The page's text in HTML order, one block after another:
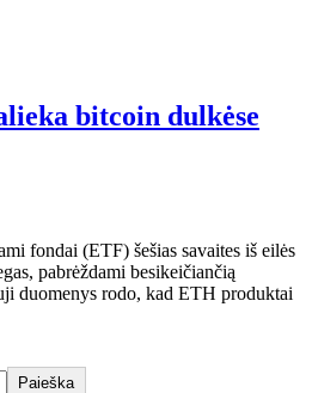
bitcoin dulkėse
fondai (ETF) šešias savaites iš eilės
pabrėždami besikeičiančią
duomenys rodo, kad ETH produktai
Paieška